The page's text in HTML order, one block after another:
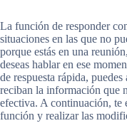
La función de responder
situaciones en las que no
porque estás en una
deseas hablar en ese
de respuesta rápida,
reciban la información que
efectiva. A continuación, te
función y realizar las